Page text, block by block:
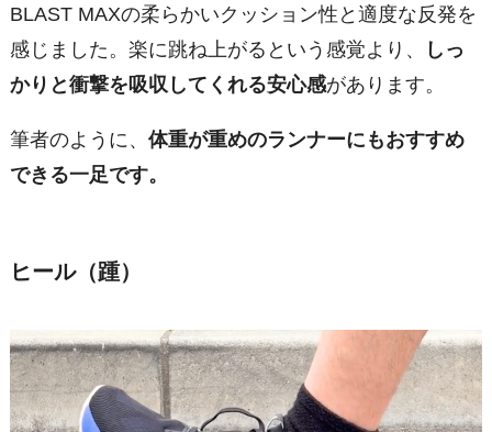
BLAST MAXの柔らかいクッション性と適度な反発を
感じました。楽に跳ね上がるという感覚より、
しっ
かりと衝撃を吸収してくれる安心感があります。
筆者のように、 体重が重めのランナーにもおすすめ
できる一足です。
ヒール（踵）